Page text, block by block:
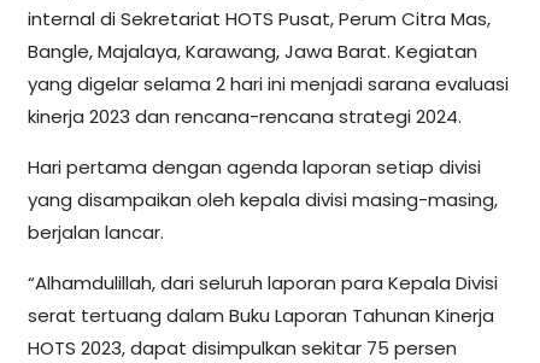
internal di Sekretariat HOTS Pusat, Perum Citra Mas,
Bangle, Majalaya, Karawang, Jawa Barat. Kegiatan
yang digelar selama 2 hari ini menjadi sarana evaluasi
kinerja 2023 dan rencana-rencana strategi 2024.
Hari pertama dengan agenda laporan setiap divisi
yang disampaikan oleh kepala divisi masing-masing,
berjalan lancar.
“Alhamdulillah, dari seluruh laporan para Kepala Divisi
serat tertuang dalam Buku Laporan Tahunan Kinerja
HOTS 2023, dapat disimpulkan sekitar 75 persen